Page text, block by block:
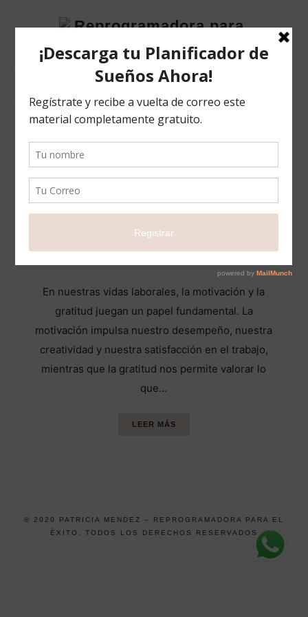
Reprogramadora
el
éxito
inteligenciaartificial
Motivación y gratitud en el trabajo: Claves
para una vida laboral plena
En nuestras vidas laborales, la motivación y la
gratitud juegan un papel fundamental. La
motivación impulsa nuestro desempeño, nuestra
creatividad y nuestra satisfacción en el trabajo,
mientras que la gratitud nos permite valorar lo
que…
LEER MÁS
© 2020 PATRICIA MENDEZ – REPROGRAMADORA PARA EL
ÉXITO. TODOS LOS DERECHOS RESERVADOS